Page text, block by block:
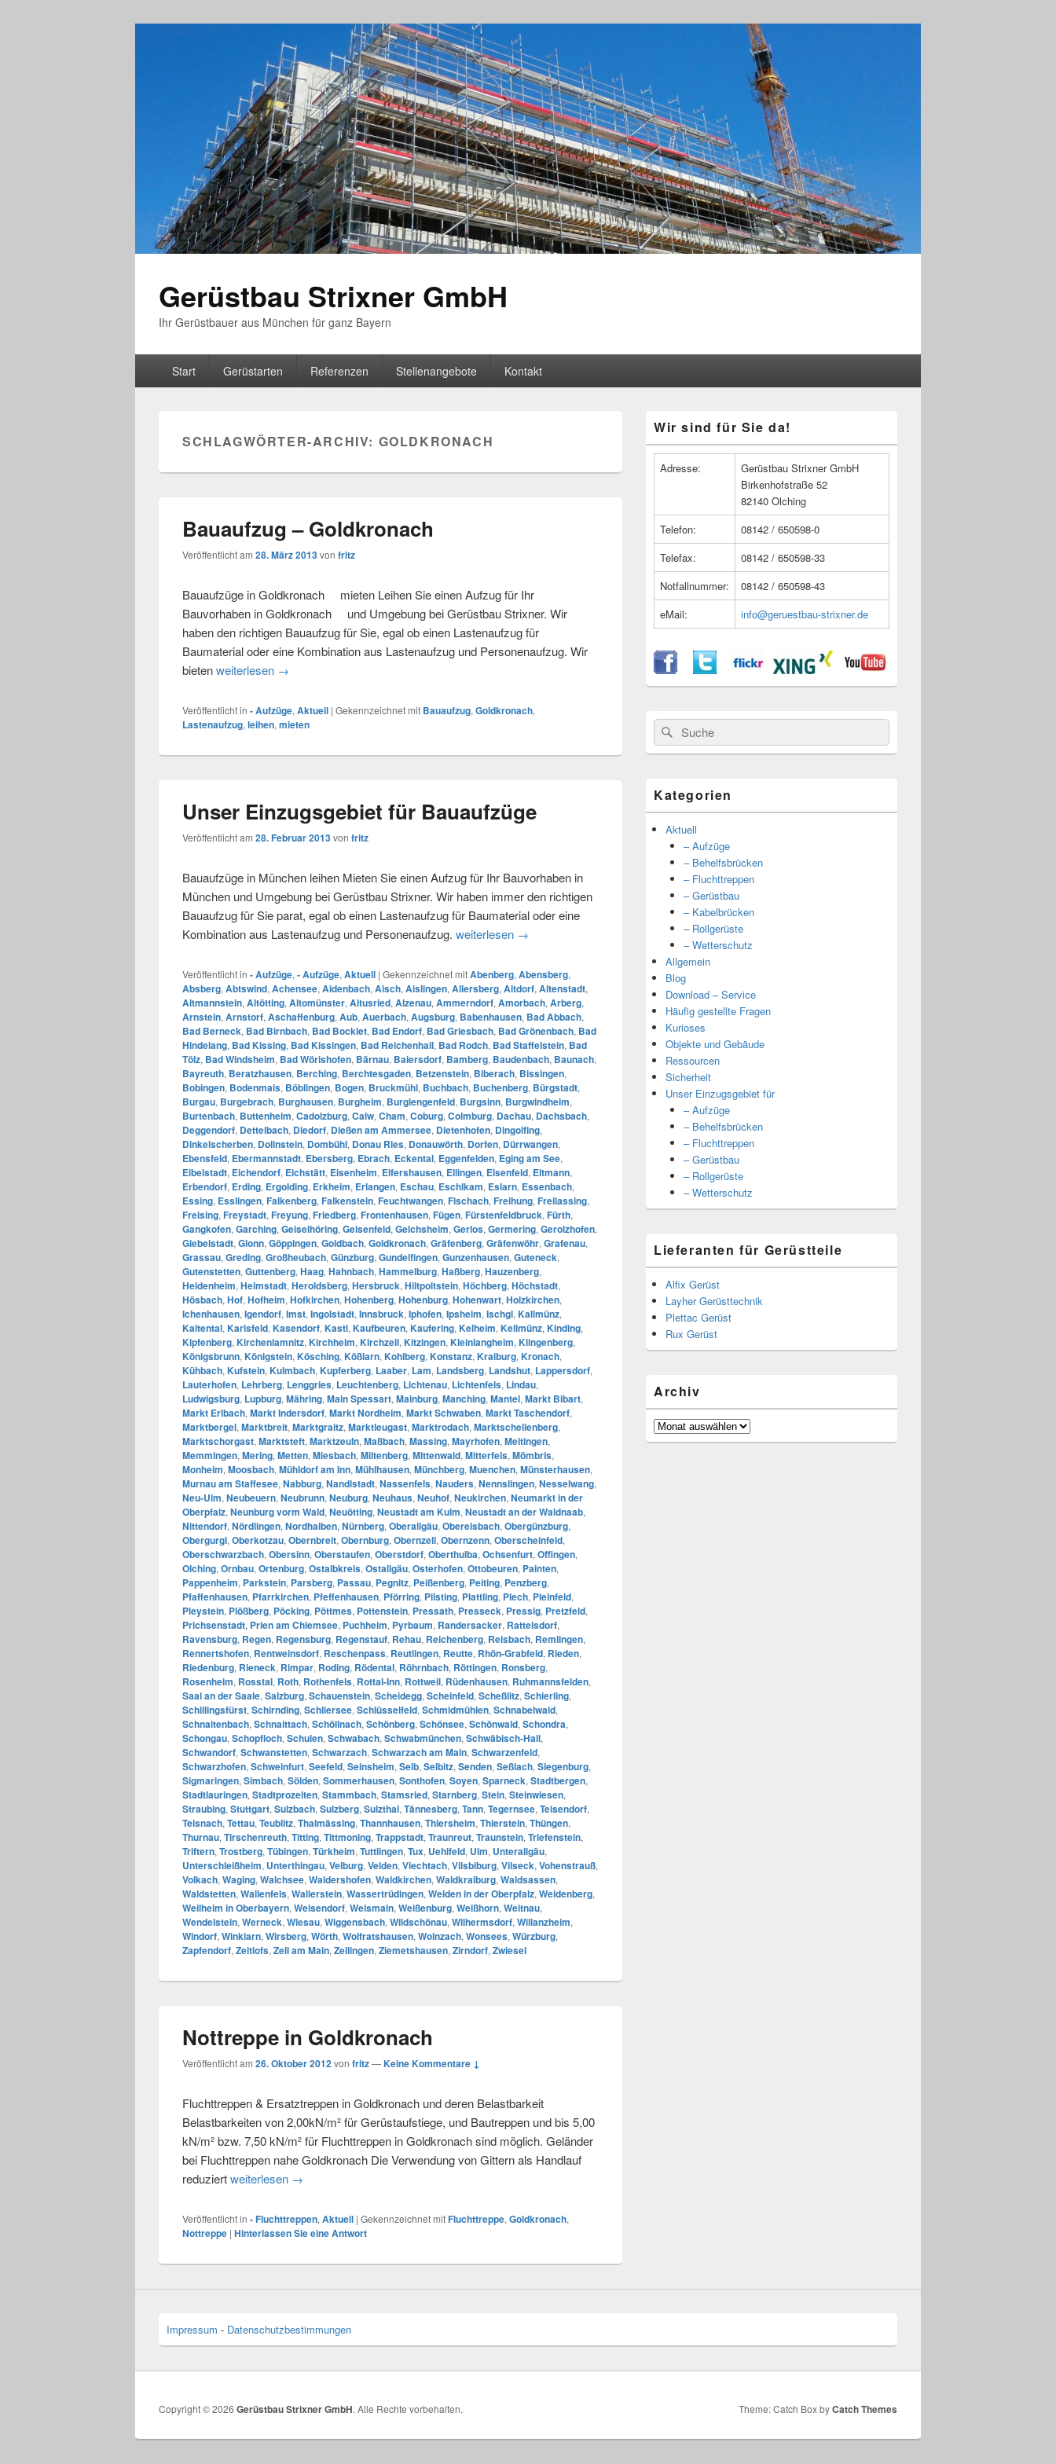
Gerüstbau Strixner GmbH
Ihr Gerüstbauer aus München für ganz Bayern
Start Gerüstarten Referenzen Stellenangebote Kontakt
SCHLAGWÖRTER-ARCHIV: GOLDKRONACH
Bauaufzug – Goldkronach
Veröffentlicht am 28. März 2013von fritz
Bauaufzüge in Goldkronach mieten Leihen Sie einen Aufzug für Ihr
Bauvorhaben in Goldkronach und Umgebung bei Gerüstbau Strixner. Wir
haben den richtigen Bauaufzug für Sie, egal ob einen Lastenaufzug für
Baumaterial oder eine Kombination aus Lastenaufzug und Personenaufzug. Wir
bietenweiterlesen Bauaufzug – Goldkronach
→
Veröffentlicht in - Aufzüge, Aktuell | Gekennzeichnet mit Bauaufzug, Goldkronach,
Lastenaufzug, leihen, mieten
Unser Einzugsgebiet für Bauaufzüge
Veröffentlicht am 28. Februar 2013von fritz
Bauaufzüge in München leihen Mieten Sie einen Aufzug für Ihr Bauvorhaben in
München und Umgebung bei Gerüstbau Strixner. Wir haben immer den richtigen
Bauaufzug für Sie parat, egal ob einen Lastenaufzug für Baumaterial oder eine
Kombination aus Lastenaufzug und Personenaufzug. weiterlesen Unser Einzugsgebiet für Bauaufzüge
→
Veröffentlicht in - Aufzüge, - Aufzüge, Aktuell | Gekennzeichnet mitAbenberg, Abensberg,
Absberg, Abtswind, Achensee, Aidenbach, Aisch, Aislingen, Allersberg, Altdorf, Altenstadt,
Altmannstein, Altötting, Altomünster, Altusried, Alzenau, Ammerndorf, Amorbach, Arberg,
Arnstein, Arnstorf, Aschaffenburg, Aub, Auerbach, Augsburg, Babenhausen, Bad Abbach,
Bad Berneck, Bad Birnbach, Bad Bocklet, Bad Endorf, Bad Griesbach, Bad Grönenbach, Bad
Hindelang, Bad Kissing, Bad Kissingen, Bad Reichenhall, Bad Rodch, Bad Staffelstein, Bad
Tölz, Bad Windsheim, Bad Wörishofen, Bärnau, Baiersdorf, Bamberg, Baudenbach, Baunach,
Bayreuth, Beratzhausen, Berching, Berchtesgaden, Betzenstein, Biberach, Bissingen,
Bobingen, Bodenmais, Böblingen, Bogen, Bruckmühl, Buchbach, Buchenberg, Bürgstadt,
Burgau, Burgebrach, Burghausen, Burgheim, Burglengenfeld, Burgsinn, Burgwindheim,
Burtenbach, Buttenheim, Cadolzburg, Calw, Cham, Coburg, Colmburg, Dachau, Dachsbach,
Deggendorf, Dettelbach, Diedorf, Dießen am Ammersee, Dietenhofen, Dingolfing,
Dinkelscherben, Dollnstein, Dombühl, Donau Ries, Donauwörth, Dorfen, Dürrwangen,
Ebensfeld, Ebermannstadt, Ebersberg, Ebrach, Eckental, Eggenfelden, Eging am See,
Eibelstadt, Eichendorf, Eichstätt, Eisenheim, Elfershausen, Ellingen, Elsenfeld, Eltmann,
Erbendorf, Erding, Ergolding, Erkheim, Erlangen, Eschau, Eschlkam, Eslarn, Essenbach,
Essing, Esslingen, Falkenberg, Falkenstein, Feuchtwangen, Fischach, Freihung, Freilassing,
Freising, Freystadt, Freyung, Friedberg, Frontenhausen, Fügen, Fürstenfeldbruck, Fürth,
Gangkofen, Garching, Geiselhöring, Geisenfeld, Gelchsheim, Gerlos, Germering, Gerolzhofen,
Giebelstadt, Glonn, Göppingen, Goldbach, Goldkronach, Gräfenberg, Gräfenwöhr, Grafenau,
Grassau, Greding, Großheubach, Günzburg, Gundelfingen, Gunzenhausen, Guteneck,
Gutenstetten, Guttenberg, Haag, Hahnbach, Hammelburg, Haßberg, Hauzenberg,
Heidenheim, Helmstadt, Heroldsberg, Hersbruck, Hiltpoltstein, Höchberg, Höchstadt,
Hösbach, Hof, Hofheim, Hofkirchen, Hohenberg, Hohenburg, Hohenwart, Holzkirchen,
Ichenhausen, Igendorf, Imst, Ingolstadt, Innsbruck, Iphofen, Ipsheim, Ischgl, Kallmünz,
Kaltental, Karlsfeld, Kasendorf, Kastl, Kaufbeuren, Kaufering, Kelheim, Kellmünz, Kinding,
Kipfenberg, Kirchenlamnitz, Kirchheim, Kirchzell, Kitzingen, Kleinlangheim, Klingenberg,
Königsbrunn, Königstein, Kösching, Kößlarn, Kohlberg, Konstanz, Kraiburg, Kronach,
Kühbach, Kufstein, Kulmbach, Kupferberg, Laaber, Lam, Landsberg, Landshut, Lappersdorf,
Lauterhofen, Lehrberg, Lenggries, Leuchtenberg, Lichtenau, Lichtenfels, Lindau,
Ludwigsburg, Lupburg, Mähring, Main Spessart, Mainburg, Manching, Mantel, Markt Bibart,
Markt Erlbach, Markt Indersdorf, Markt Nordheim, Markt Schwaben, Markt Taschendorf,
Marktbergel, Marktbreit, Marktgraitz, Marktleugast, Marktrodach, Marktschellenberg,
Marktschorgast, Marktsteft, Marktzeuln, Maßbach, Massing, Mayrhofen, Meitingen,
Memmingen, Mering, Metten, Miesbach, Miltenberg, Mittenwald, Mitterfels, Mömbris,
Monheim, Moosbach, Mühldorf am Inn, Mühlhausen, Münchberg, Muenchen, Münsterhausen,
Murnau am Staffesee, Nabburg, Nandlstadt, Nassenfels, Nauders, Nennslingen, Nesselwang,
Neu-Ulm, Neubeuern, Neubrunn, Neuburg, Neuhaus, Neuhof, Neukirchen, Neumarkt in der
Oberpfalz, Neunburg vorm Wald, Neuötting, Neustadt am Kulm, Neustadt an der Waldnaab,
Nittendorf, Nördlingen, Nordhalben, Nürnberg, Oberallgäu, Oberelsbach, Obergünzburg,
Obergurgl, Oberkotzau, Obernbreit, Obernburg, Obernzell, Obernzenn, Oberscheinfeld,
Oberschwarzbach, Obersinn, Oberstaufen, Oberstdorf, Oberthulba, Ochsenfurt, Offingen,
Olching, Ornbau, Ortenburg, Ostalbkreis, Ostallgäu, Osterhofen, Ottobeuren, Painten,
Pappenheim, Parkstein, Parsberg, Passau, Pegnitz, Peißenberg, Peiting, Penzberg,
Pfaffenhausen, Pfarrkirchen, Pfeffenhausen, Pförring, Pilsting, Plattling, Plech, Pleinfeld,
Pleystein, Plößberg, Pöcking, Pöttmes, Pottenstein, Pressath, Presseck, Pressig, Pretzfeld,
Prichsenstadt, Prien am Chiemsee, Puchheim, Pyrbaum, Randersacker, Rattelsdorf,
Ravensburg, Regen, Regensburg, Regenstauf, Rehau, Reichenberg, Reisbach, Remlingen,
Rennertshofen, Rentweinsdorf, Reschenpass, Reutlingen, Reutte, Rhön-Grabfeld, Rieden,
Riedenburg, Rieneck, Rimpar, Roding, Rödental, Röhrnbach, Röttingen, Ronsberg,
Rosenheim, Rosstal, Roth, Rothenfels, Rottal-Inn, Rottweil, Rüdenhausen, Ruhmannsfelden,
Saal an der Saale, Salzburg, Schauenstein, Scheidegg, Scheinfeld, Scheßlitz, Schierling,
Schillingsfürst, Schirnding, Schliersee, Schlüsselfeld, Schmidmühlen, Schnabelwaid,
Schnaitenbach, Schnaittach, Schöllnach, Schönberg, Schönsee, Schönwald, Schondra,
Schongau, Schopfloch, Schulen, Schwabach, Schwabmünchen, Schwäbisch-Hall,
Schwandorf, Schwanstetten, Schwarzach, Schwarzach am Main, Schwarzenfeld,
Schwarzhofen, Schweinfurt, Seefeld, Seinsheim, Selb, Selbitz, Senden, Seßlach, Siegenburg,
Sigmaringen, Simbach, Sölden, Sommerhausen, Sonthofen, Soyen, Sparneck, Stadtbergen,
Stadtlauringen, Stadtprozelten, Stammbach, Stamsried, Starnberg, Stein, Steinwiesen,
Straubing, Stuttgart, Sulzbach, Sulzberg, Sulzthal, Tännesberg, Tann, Tegernsee, Teisendorf,
Teisnach, Tettau, Teublitz, Thalmässing, Thannhausen, Thiersheim, Thierstein, Thüngen,
Thurnau, Tirschenreuth, Titting, Tittmoning, Trappstadt, Traunreut, Traunstein, Triefenstein,
Triftern, Trostberg, Tübingen, Türkheim, Tuttlingen, Tux, Uehlfeld, Ulm, Unterallgäu,
Unterschleißheim, Unterthingau, Velburg, Velden, Viechtach, Vilsbiburg, Vilseck, Vohenstrauß,
Volkach, Waging, Walchsee, Waldershofen, Waldkirchen, Waldkraiburg, Waldsassen,
Waldstetten, Wallenfels, Wallerstein, Wassertrüdingen, Weiden in der Oberpfalz, Weidenberg,
Weilheim in Oberbayern, Weisendorf, Weismain, Weißenburg, Weißhorn, Weitnau,
Wendelstein, Werneck, Wiesau, Wiggensbach, Wildschönau, Wilhermsdorf, Willanzheim,
Windorf, Winklarn, Wirsberg, Wörth, Wolfratshausen, Wolnzach, Wonsees, Würzburg,
Zapfendorf, Zeitlofs, Zell am Main, Zellingen, Ziemetshausen, Zirndorf, Zwiesel
Nottreppe in Goldkronach
Veröffentlicht am 26. Oktober 2012von fritz—Keine Kommentare ↓
Fluchttreppen & Ersatztreppen in Goldkronach und deren Belastbarkeit
Belastbarkeiten von 2,00kN/m² für Gerüstaufstiege, und Bautreppen und bis 5,00
kN/m² bzw. 7,50 kN/m² für Fluchttreppen in Goldkronach sind möglich. Geländer
bei Fluchttreppen nahe Goldkronach Die Verwendung von Gittern als Handlauf
reduziertweiterlesen Nottreppe in Goldkronach
→
Veröffentlicht in - Fluchttreppen, Aktuell | Gekennzeichnet mitFluchttreppe, Goldkronach,
Nottreppe | Hinterlassen Sie eine Antwort
Seitenleisten
Widget-
Wir sind für Sie da!
Adresse:
Gerüstbau Strixner GmbH
Birkenhofstraße 52
82140 Olching
Telefon:
08142 / 650598-0
Telefax:
08142 / 650598-33
Notfallnummer:
08142 / 650598-43
eMail:
info@geruestbau-strixner.de
Suche
nach:
Kategorien
Aktuell
– Aufzüge
– Behelfsbrücken
– Fluchttreppen
– Gerüstbau
– Kabelbrücken
– Rollgerüste
– Wetterschutz
Allgemein
Blog
Download – Service
Häufig gestellte Fragen
Kurioses
Objekte und Gebäude
Ressourcen
Sicherheit
Unser Einzugsgebiet für
– Aufzüge
– Behelfsbrücken
– Fluchttreppen
– Gerüstbau
– Rollgerüste
– Wetterschutz
Lieferanten für Gerüstteile
Alfix Gerüst
Layher Gerüsttechnik
Plettac Gerüst
Rux Gerüst
Archiv
Archiv
Impressum - Datenschutzbestimmungen
Copyright © 2026 Gerüstbau Strixner GmbH. Alle Rechte vorbehalten. Theme: Catch Box byCatch Themes